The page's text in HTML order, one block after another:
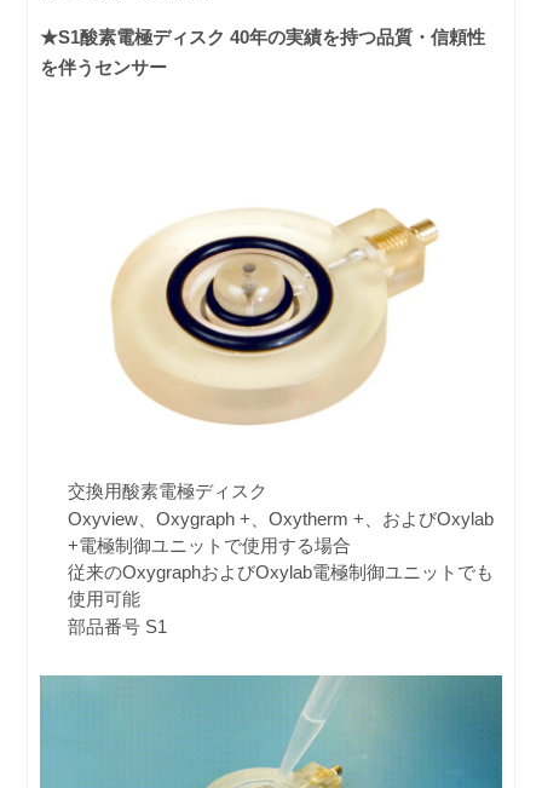
★S1酸素電極ディスク 40年の実績を持つ品質・信頼性
を伴うセンサー
交換用酸素電極ディスク
Oxyview、Oxygraph +、Oxytherm +、およびOxylab
+電極制御ユニットで使用する場合
従来のOxygraphおよびOxylab電極制御ユニットでも
使用可能
部品番号 S1